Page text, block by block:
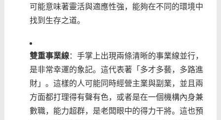
可能意味著靈活與適應性強，能夠在不同的環境中
找到生存之道。
雙重事業線：手掌上出現兩條清晰的事業線並行，
是非常幸運的象記。這代表著「多才多藝，多路進
財」。這樣的人可能同時經營主業與副業，並且兩
方面都打理得有聲有色，或者是在一個機構內身兼
數職，能力超群，是老闆眼中的得力干將。這也預